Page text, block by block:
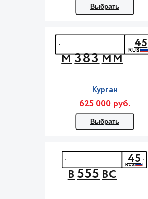
Выбрать
М383ММ
45
Курган
625 000 руб.
Выбрать
В555ВС
45